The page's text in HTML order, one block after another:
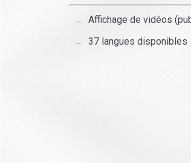
Affichage de vidéos
37 langues disponibles